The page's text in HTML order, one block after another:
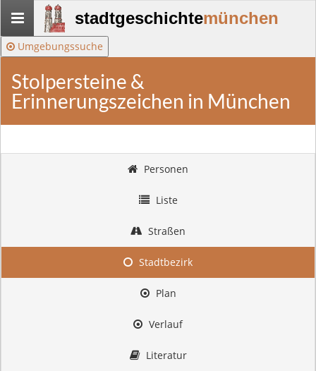
Stadtgeschichte-
München
stadtgeschichtemünchen
Umgebungssuche
Stolpersteine &
Erinnerungszeichen in München
Personen
Liste
Straßen
Stadtbezirk
Plan
Verlauf
Literatur